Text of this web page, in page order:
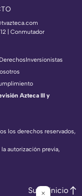
| Conmutador
los derechos reservados,
autorización previa,
DerechosInversionistas
Azteca III y
Subir inicio